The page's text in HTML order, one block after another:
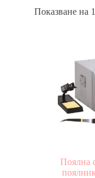
Показване на
Поялна